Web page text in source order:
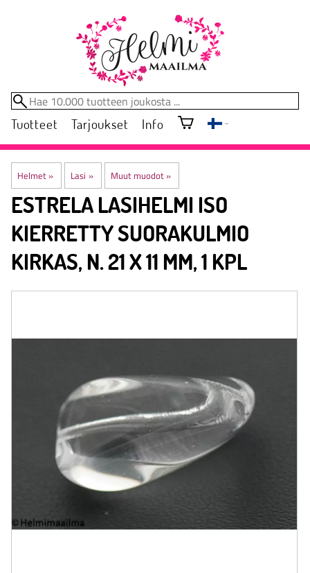
Tuotteet Tarjoukset Info
Helmet‪» Lasi ‪» Muut muodot‪»
ESTRELALASIHELMI ISO
KIERRETTY SUORAKULMIO
KIRKAS, N. 21 X 11 MM, 1 KPL